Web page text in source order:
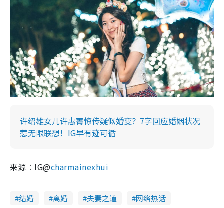
许绍雄女儿许惠菁惊传疑似婚变？7字回应婚姻状况
惹无限联想！IG早有迹可循
来源︰IG@charmainexhui
结婚 离婚 夫妻之道
网络热话